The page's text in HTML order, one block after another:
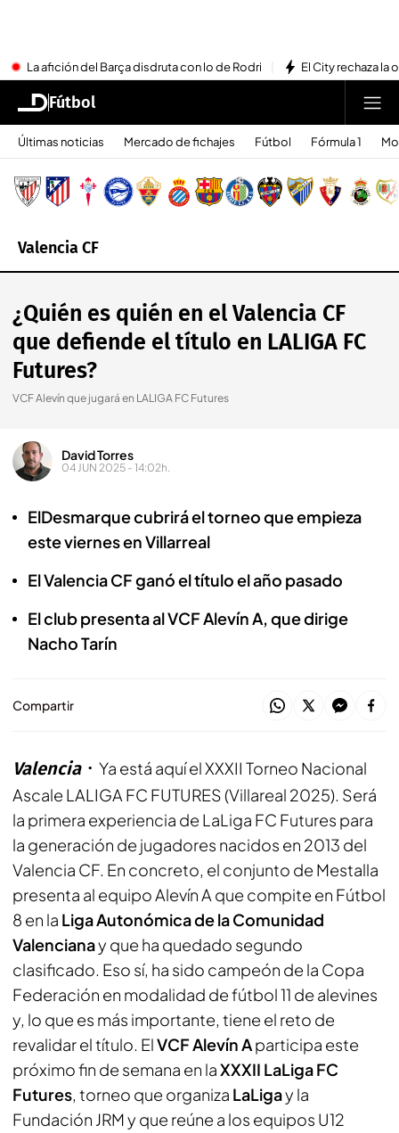
La afición del Barça disdruta con lo de Rodri El City rechaza la
Fútbol
Últimas noticias Mercado de fichajes Fútbol Fórmula 1
Valencia CF
¿Quién es quién en el Valencia CF
que defiende el título en LALIGA FC
Futures?
VCF Alevín que jugará en LALIGA FC Futures
David Torres
04 JUN 2025 - 14:02h.
ElDesmarque cubrirá el torneo que empieza
este viernes en Villarreal
El Valencia CF ganó el título el año pasado
El club presenta al VCF Alevín A, que dirige
Nacho Tarín
Compartir
Valencia
Ya está aquí el XXXII Torneo Nacional
Ascale LALIGA FC FUTURES (Villareal 2025). Será
la primera experiencia de LaLiga FC Futures para
la generación de jugadores nacidos en 2013 del
Valencia CF. En concreto, el conjunto de Mestalla
presenta al equipo Alevín A que compite en Fútbol
8 en la Liga Autonómica de la Comunidad
Valencianay que ha quedado segundo
clasificado. Eso sí, ha sido campeón de la Copa
Federación en modalidad de fútbol 11 de alevines
y, lo que es más importante, tiene el reto de
revalidar el título. ElVCF Alevín Aparticipa este
próximo fin de semana en laXXXII LaLiga FC
Futures, torneo que organiza LaLigay la
Fundación JRM y que reúne a los equipos U12